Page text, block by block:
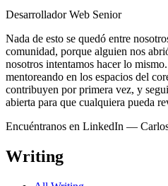
Desarrollador Web Senior
Nada de esto se quedó entre
comunidad, porque alguien nos
nosotros intentamos hacer lo
mentoreando en los espacios del
contribuyen por primera vez, y
abierta para que cualquiera pueda
Encuéntranos en LinkedIn —
Writing